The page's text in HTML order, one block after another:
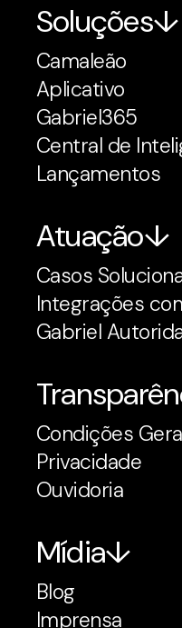
Soluções
Camaleão
Aplicativo
Gabriel365
Central de
Lançamentos
Atuação
Casos
Integrações
Gabriel
Condições
Privacidade
Ouvidoria
Mídia
Blog
Imprensa